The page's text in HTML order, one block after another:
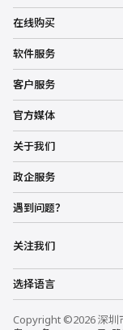
在线购买
软件服务
客户服务
官方媒体
关于我们
政企服务
遇到问题？
关注我们
选择语言
Copyright ©2026 深圳